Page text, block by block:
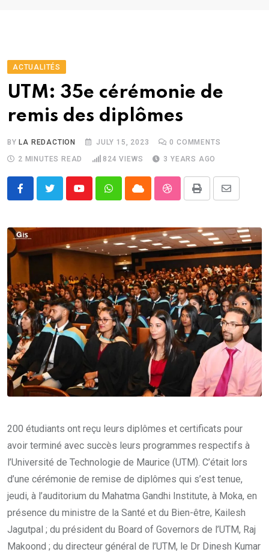
ACTUALITÉS
UTM: 35e cérémonie de
remis des diplômes
BYLA REDACTION JULY 15, 2023 0 COMMENTS
2 MINUTES READ
824 VIEWS 3 YEARS AGO
YoutubeWhatsappCloud StumbleUpon
Print
Share
Email
200 étudiants ont reçu leurs diplômes et certificats pour
avoir terminé avec succès leurs programmes respectifs à
l’Université de Technologie de Maurice (UTM). C’était lors
d’une cérémonie de remise de diplômes qui s’est tenue,
jeudi, à l’auditorium du Mahatma Gandhi Institute, à Moka, en
présence du ministre de la Santé et du Bien-être, Kailesh
Jagutpal ; du président du Board of Governors de l’UTM, Raj
Makoond ; du directeur général de l’UTM, le Dr Dinesh Kumar